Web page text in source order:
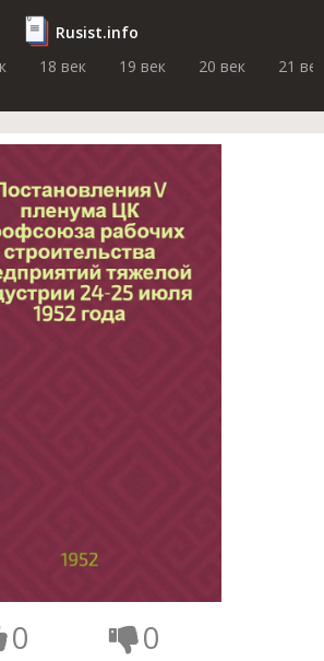
Rusist.info
18 век 19 век 20 век 21 век
0 0